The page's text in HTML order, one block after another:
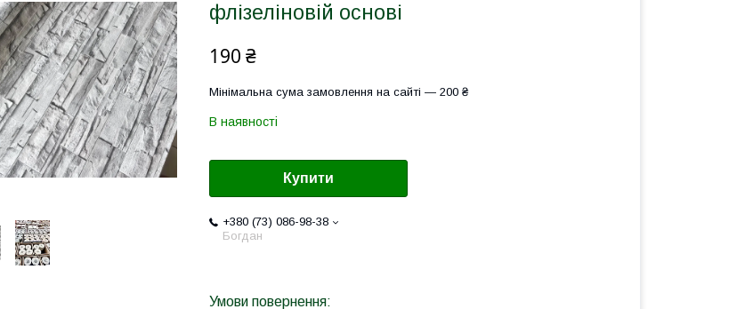
флізеліновій основі
190 ₴
Мінімальна сума замовлення на сайті — 200 ₴
В наявності
Купити
+380 (73) 086-98-38
Богдан